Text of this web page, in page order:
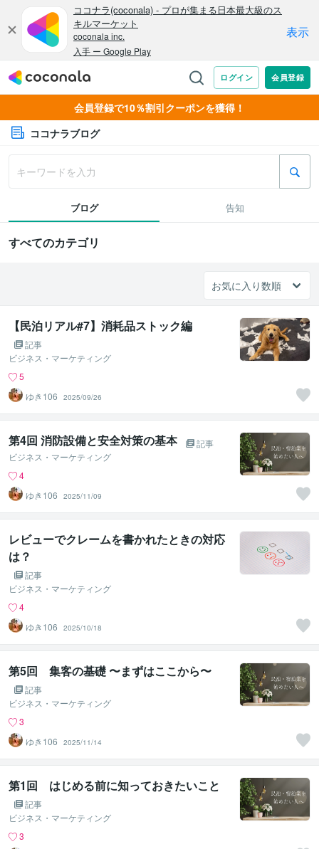
会員登録で10％割引クーポンを獲得！
ココナラブログ
ブログ 告知
すべてのカテゴリ
【民泊リアル#7】消耗品ストック編
記事
ビジネス・マーケティング
5
ゆき106
2025/09/26
第4回 消防設備と安全対策の基本
記事
ビジネス・マーケティング
4
ゆき106
2025/11/09
レビューでクレームを書かれたときの対応
は？
記事
ビジネス・マーケティング
4
ゆき106
2025/10/18
第5回 集客の基礎 〜まずはここから〜
記事
ビジネス・マーケティング
3
ゆき106
2025/11/14
第1回 はじめる前に知っておきたいこと
記事
ビジネス・マーケティング
3